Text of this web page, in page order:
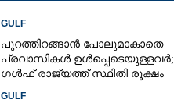
GULF
പുറത്തിറങ്ങാൻ പോലുമാകാതെ
പ്രവാസികൾ ഉൾപ്പെടെയുള്ളവർ;
ഗൾഫ് രാജ്യത്ത് സ്ഥിതി രൂക്ഷം
GULF